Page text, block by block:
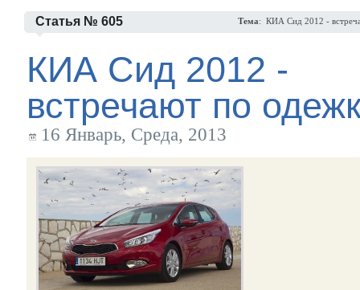
Статья № 605 Тема: КИА Сид 2012 -
КИА Сид 2012 -
встречают по
16 Январь, Среда, 2013